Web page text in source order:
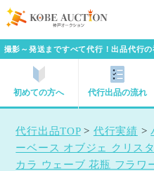
撮影～発送まですべて代行！出品代行
初めての方へ 代行出品の流れ
代行出品TOP> 代行実績 >
ーベース オブジェ クリス
カラ ウェーブ 花瓶 フラワ